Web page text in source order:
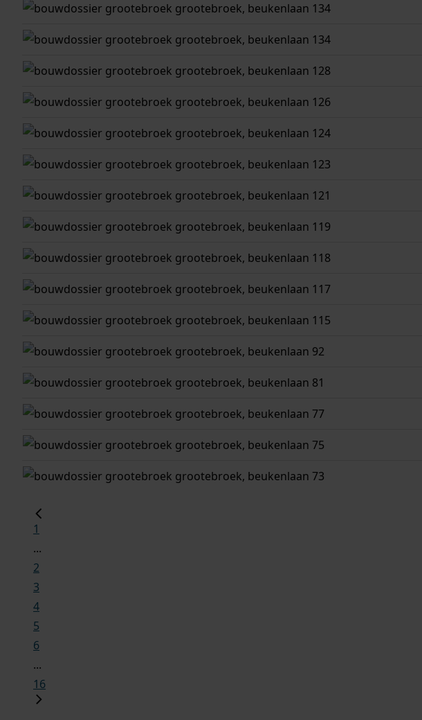
grootebroek grootebroek, beukenlaan 134
grootebroek grootebroek, beukenlaan 134
grootebroek grootebroek, beukenlaan 128
grootebroek grootebroek, beukenlaan 126
grootebroek grootebroek, beukenlaan 124
grootebroek grootebroek, beukenlaan 123
grootebroek grootebroek, beukenlaan 121
grootebroek grootebroek, beukenlaan 119
grootebroek grootebroek, beukenlaan 118
grootebroek grootebroek, beukenlaan 117
grootebroek grootebroek, beukenlaan 115
grootebroek grootebroek, beukenlaan 92
grootebroek grootebroek, beukenlaan 81
grootebroek grootebroek, beukenlaan 77
grootebroek grootebroek, beukenlaan 75
grootebroek grootebroek, beukenlaan 73
1
...
2
3
4
5
6
...
16